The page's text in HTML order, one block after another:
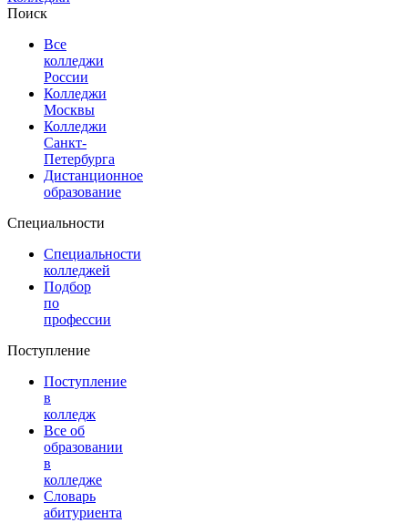
Поиск
Все
колледжи
России
Колледжи
Москвы
Колледжи
Санкт-
Петербурга
Дистанционное
образование
Специальности
Специальности
колледжей
Подбор
по
профессии
Поступление
Поступление
в
колледж
Все об
образовании
в
колледже
Словарь
абитуриента